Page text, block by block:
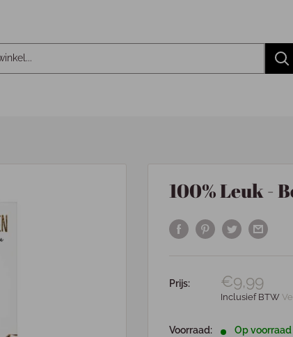
100% Leuk -
Prijs: €9,99
Inclusief BTW
Voorraad: Op voorraad